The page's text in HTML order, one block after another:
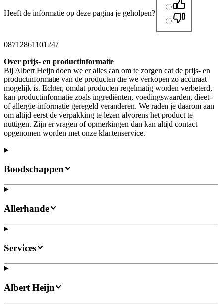
Heeft de informatie op deze pagina je geholpen?
08712861101247
Over prijs- en productinformatie
Bij Albert Heijn doen we er alles aan om te zorgen dat de prijs- en
productinformatie van de producten die we verkopen zo accuraat
mogelijk is. Echter, omdat producten regelmatig worden verbeterd,
kan productinformatie zoals ingrediënten, voedingswaarden, dieet-
of allergie-informatie geregeld veranderen. We raden je daarom aan
om altijd eerst de verpakking te lezen alvorens het product te
nuttigen. Zijn er vragen of opmerkingen dan kan altijd contact
opgenomen worden met onze klantenservice.
Boodschappen
Allerhande
Services
Albert Heijn